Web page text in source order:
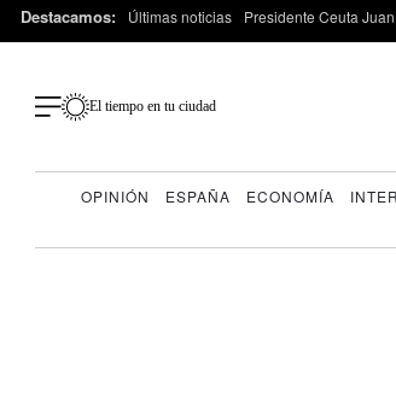
Destacamos: Últimas noticias Presidente Ceuta
El tiempo en tu ciudad
OPINIÓN ESPAÑA ECONOMÍA